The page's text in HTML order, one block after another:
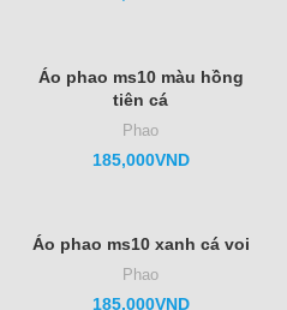
Áo phao ms10 màu hồng
tiên cá
Phao
185,000VND
Áo phao ms10 xanh cá voi
Phao
185,000VND